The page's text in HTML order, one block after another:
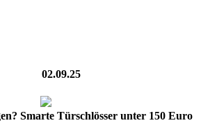
02.09.25
Smarte Türschlösser unter 150 Euro